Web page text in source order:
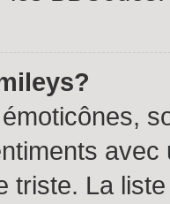
triste. La